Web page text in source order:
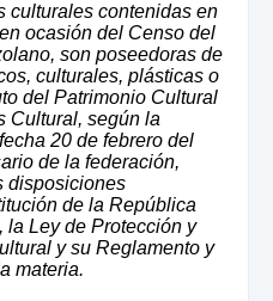
culturales contenidas en
ocasión del Censo del
son poseedoras de
culturales, plásticas o
del Patrimonio Cultural
Cultural, según la
20 de febrero del
de la federación,
disposiciones
de la República
la Ley de Protección y
y su Reglamento y
materia.